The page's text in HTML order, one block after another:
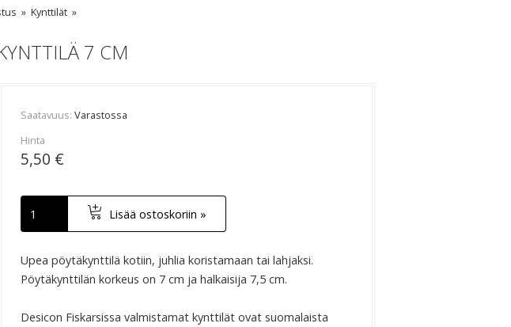
Kynttilät
7 CM
Saatavuus Varastossa
Hinta
5,50 €
Lisää ostoskoriin »
Upea pöytäkynttilä kotiin, juhlia koristamaan tai lahjaksi.
Pöytäkynttilän korkeus on 7 cm ja halkaisija 7,5 cm.
Desicon Fiskarsissa valmistamat kynttilät ovat suomalaista